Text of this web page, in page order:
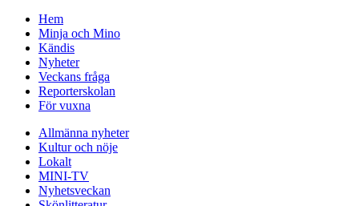
Hem
Minja och Mino
Kändis
Nyheter
Veckans fråga
Reporterskolan
För vuxna
Allmänna nyheter
Kultur och nöje
Lokalt
MINI-TV
Nyhetsveckan